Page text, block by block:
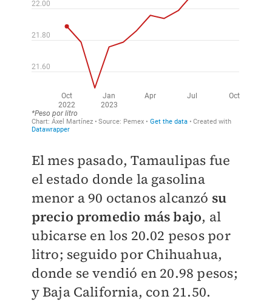
El mes pasado, Tamaulipas fue
el estado donde la gasolina
menor a 90 octanos alcanzó su
precio promedio más bajo, al
ubicarse en los 20.02 pesos por
litro; seguido por Chihuahua,
donde se vendió en 20.98 pesos;
y Baja California, con 21.50.